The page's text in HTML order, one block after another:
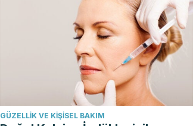
GÜZELLIK VE KIŞISEL BAKIM